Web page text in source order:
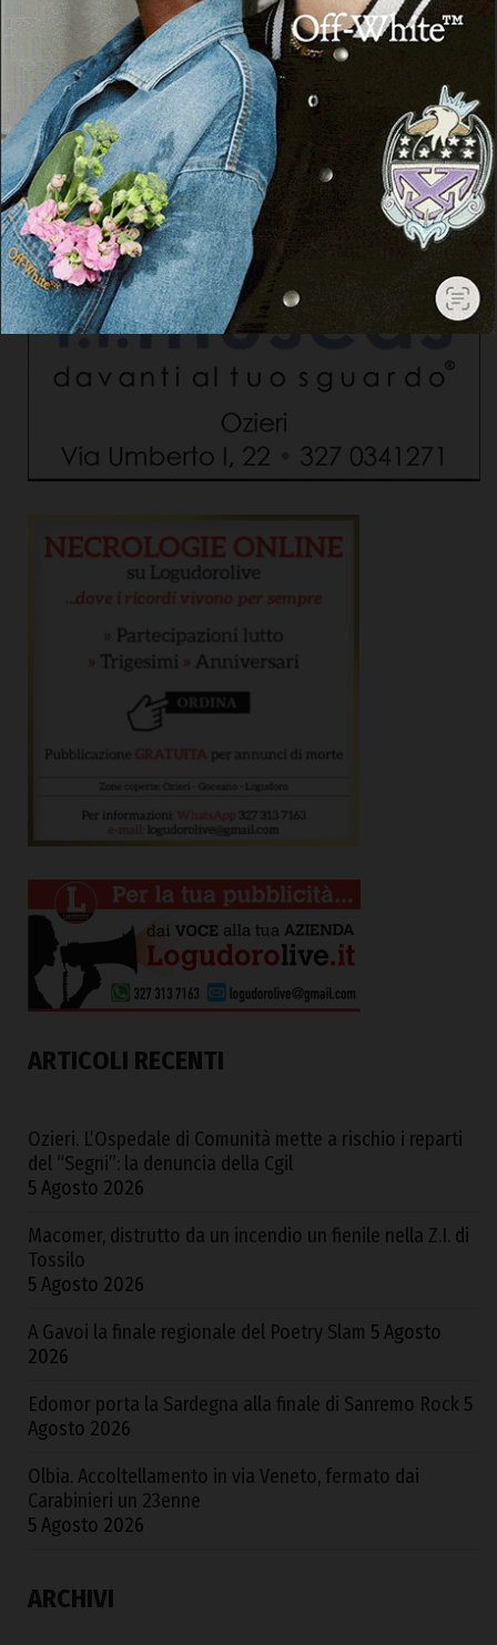
ARTICOLI RECENTI
Ozieri. L’Ospedale di Comunità mette a rischio i reparti
del “Segni”: la denuncia della Cgil
5 Agosto 2026
Macomer, distrutto da un incendio un fienile nella Z.I. di
Tossilo
5 Agosto 2026
A Gavoi la finale regionale del Poetry Slam 5 Agosto
2026
Edomor porta la Sardegna alla finale di Sanremo Rock 5
Agosto 2026
Olbia. Accoltellamento in via Veneto, fermato dai
Carabinieri un 23enne
5 Agosto 2026
ARCHIVI